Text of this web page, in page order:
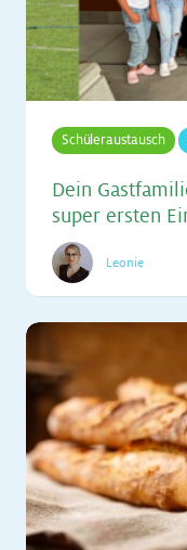
Schüleraustausch
Dein
su­per ers­ten
Leonie